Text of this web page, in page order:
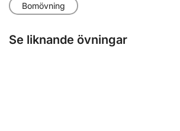
Bomövning
Se liknande övningar